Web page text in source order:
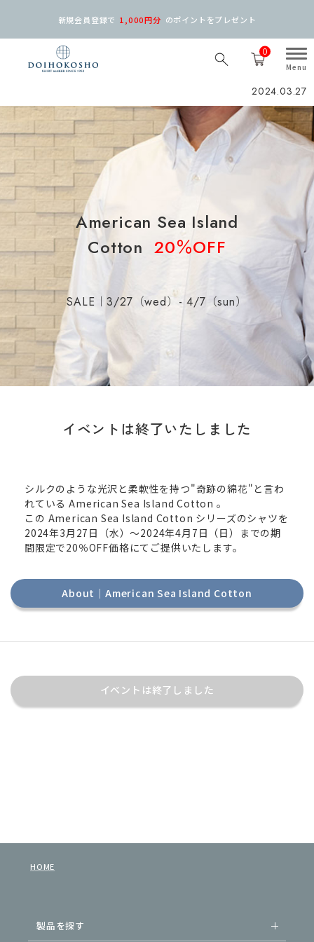
0
新規会員登録で 1,000円分 のポイントをプレゼント
2024.03.27
American Sea Island
Cotton 20％OFF
SALE｜3/27（wed）- 4/7（sun）
イベントは終了いたしました
シルクのような光沢と柔軟性を持つ"奇跡の綿花"と言わ
れている American Sea Island Cotton 。
この American Sea Island Cotton シリーズのシャツを
2024年3月27日（水）～2024年4月7日（日）までの期
間限定で20％OFF価格にてご提供いたします。
About｜American Sea Island Cotton
イベントは終了しました
HOME
製品を探す